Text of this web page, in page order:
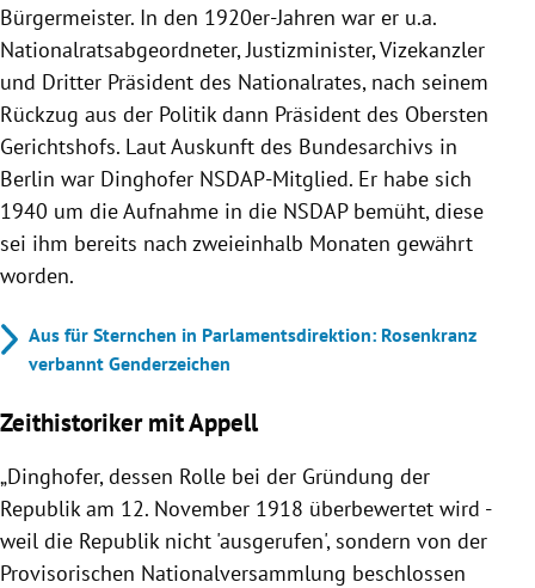
Bürgermeister. In den 1920er-Jahren war er u.a.
Nationalratsabgeordneter, Justizminister, Vizekanzler
und Dritter Präsident des Nationalrates, nach seinem
Rückzug aus der Politik dann Präsident des Obersten
Gerichtshofs. Laut Auskunft des Bundesarchivs in
Berlin war Dinghofer NSDAP-Mitglied. Er habe sich
1940 um die Aufnahme in die NSDAP bemüht, diese
sei ihm bereits nach zweieinhalb Monaten gewährt
worden.
Aus für Sternchen in Parlamentsdirektion: Rosenkranz
verbannt Genderzeichen
Zeithistoriker mit Appell
„Dinghofer, dessen Rolle bei der Gründung der
Republik am 12. November 1918 überbewertet wird -
weil die Republik nicht 'ausgerufen', sondern von der
Provisorischen Nationalversammlung beschlossen